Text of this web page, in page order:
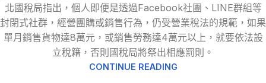
北國稅局指出，個人即便是透過Facebook社團、LINE群組等
封閉式社群，經營團購或銷售行為，仍受營業稅法的規範，如果
單月銷售貨物達8萬元，或銷售勞務達4萬元以上，就要依法設
立稅籍，否則國稅局將祭出相應罰則。
CONTINUE READING